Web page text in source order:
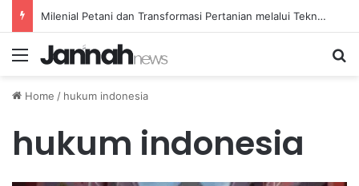
Milenial Petani dan Transformasi Pertanian melalui Teknologi Digital
Menu
Home / hukum indonesia
hukum indonesia